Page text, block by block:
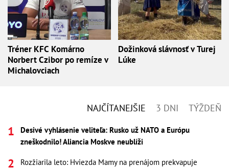
Tréner KFC Komárno
Norbert Czibor po remíze v
Michalovciach
Dožinková slávnosť v Turej
Lúke
NAJČÍTANEJŠIE 3 DNI TÝŽDEŇ
Desivé vyhlásenie veliteľa: Rusko už NATO a Európu
zneškodnilo! Aliancia Moskve neublíži
Rozžiarila leto: Hviezda Mamy na prenájom prekvapuje